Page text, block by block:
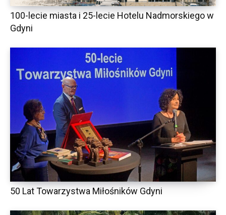
100-lecie miasta i 25-lecie Hotelu Nadmorskiego w
Gdyni
50 Lat Towarzystwa Miłośników Gdyni